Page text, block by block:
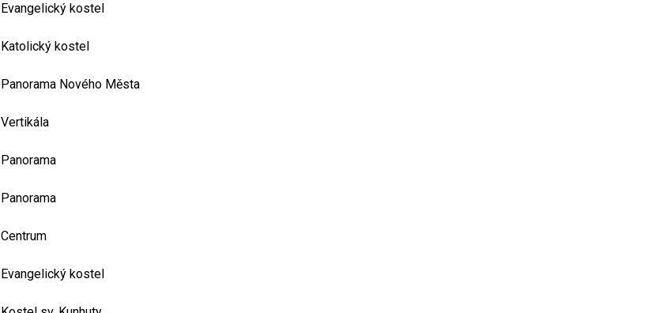
Evangelický kostel
Katolický kostel
Panorama Nového Města
Vertikála
Panorama
Panorama
Centrum
Evangelický kostel